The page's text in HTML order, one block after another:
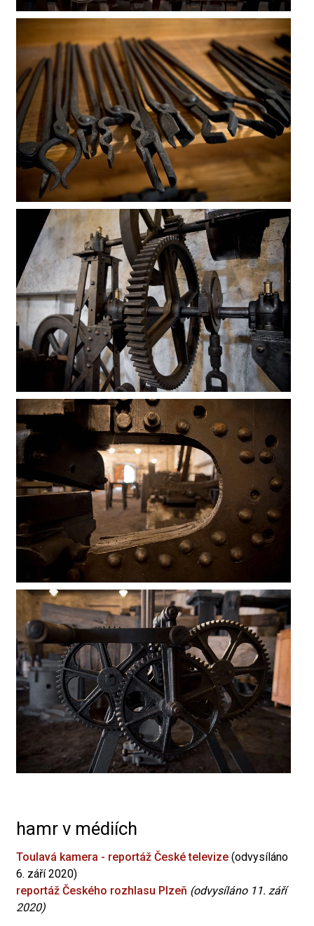
hamr v médiích
Toulavá kamera - reportáž České televize (odvysíláno
6. září 2020)
reportáž Českého rozhlasu Plzeň (odvysíláno 11. září
2020)